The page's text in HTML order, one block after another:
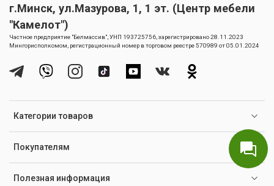
Категории товаров
Покупателям
Полезная информация
г.Минск, ул.Мазурова, 1, 1 эт. (Центр мебели
"Камелот")
Частное предприятие "Белмассив", УНП 193725756, зарегистрировано 28.11.2023
Мингорисполкомом, регистрационный номер в торговом реестре 570989 от 05.01.2024